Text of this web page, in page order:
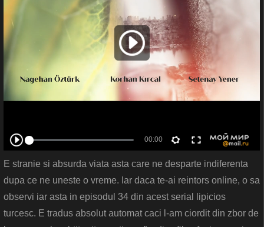
E stranie si absurda viata asta care ne desparte indiferenta
dupa ce ne uneste o vreme. Iar daca te-ai reintors online, o sa
observi iar asta in episodul 34 din acest serial lipicios
turcesc. E tradus absolut automat caci l-am ciordit din zbor de